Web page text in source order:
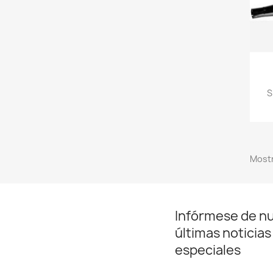
Infórmese de
últimas
especiales